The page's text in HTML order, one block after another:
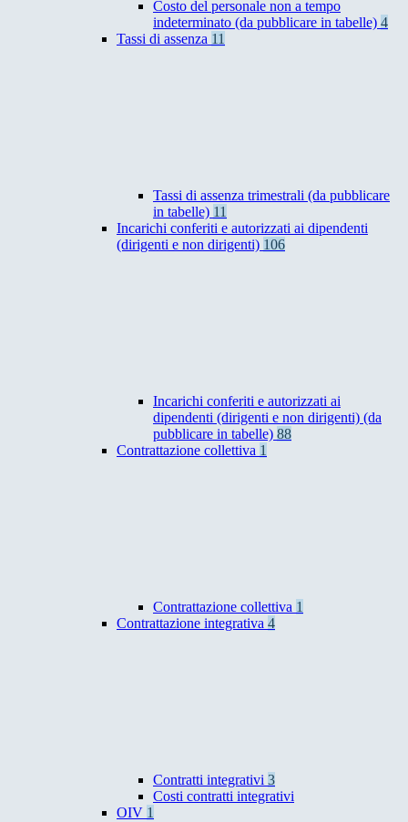
Costo del personale non a tempo
indeterminato (da pubblicare in tabelle) 4
Tassi di assenza 11
Tassi di assenza trimestrali (da pubblicare
in tabelle) 11
Incarichi conferiti e autorizzati ai dipendenti
(dirigenti e non dirigenti) 106
Incarichi conferiti e autorizzati ai
dipendenti (dirigenti e non dirigenti) (da
pubblicare in tabelle) 88
Contrattazione collettiva 1
Contrattazione collettiva 1
Contrattazione integrativa 4
Contratti integrativi 3
Costi contratti integrativi
OIV 1